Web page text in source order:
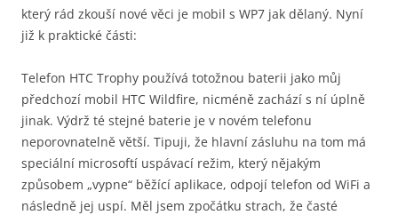
který rád zkouší nové věci je mobil s WP7 jak dělaný. Nyní
již k praktické části:
Telefon HTC Trophy používá totožnou baterii jako můj
předchozí mobil HTC Wildfire, nicméně zachází s ní úplně
jinak. Výdrž té stejné baterie je v novém telefonu
neporovnatelně větší. Tipuji, že hlavní zásluhu na tom má
speciální microsoftí uspávací režim, který nějakým
způsobem „vypne“ běžící aplikace, odpojí telefon od WiFi a
následně jej uspí. Měl jsem zpočátku strach, že časté